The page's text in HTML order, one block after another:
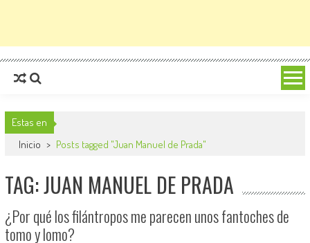
Estas en
Inicio > Posts tagged "Juan Manuel de Prada"
TAG: JUAN MANUEL DE PRADA
¿Por qué los filántropos me parecen unos fantoches de
tomo y lomo?